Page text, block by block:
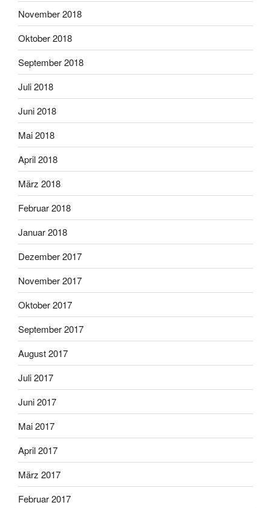
November 2018
Oktober 2018
September 2018
Juli 2018
Juni 2018
Mai 2018
April 2018
März 2018
Februar 2018
Januar 2018
Dezember 2017
November 2017
Oktober 2017
September 2017
August 2017
Juli 2017
Juni 2017
Mai 2017
April 2017
März 2017
Februar 2017